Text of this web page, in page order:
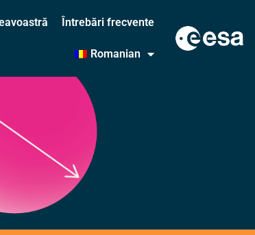
Întrebări frecvente
Romanian